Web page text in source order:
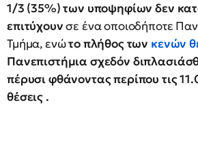
1/3 (35%) των υποψηφίων δεν
επιτύχουνσε ένα οποιοδήποτε
Τμήμα, ενώτο πλήθος των κενών
Πανεπιστήμια σχεδόν
πέρυσι φθάνοντας περίπου τις
θέσεις .